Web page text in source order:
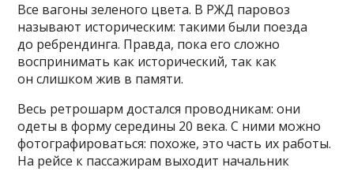
Все вагоны зеленого цвета. В РЖД паровоз
называют историческим: такими были поезда
до ребрендинга. Правда, пока его сложно
воспринимать как исторический, так как
он слишком жив в памяти.
Весь ретрошарм достался проводникам: они
одеты в форму середины 20 века. С ними можно
фотографироваться: похоже, это часть их работы.
На рейсе к пассажирам выходит начальник